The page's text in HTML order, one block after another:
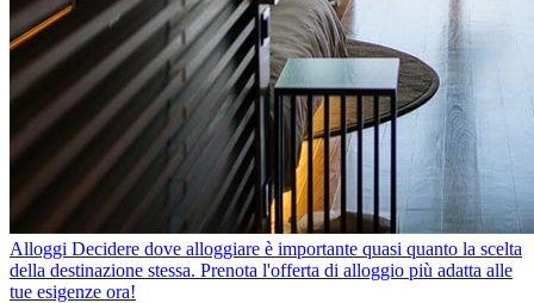
Alloggi Decidere dove alloggiare è importante quasi quanto la scelta
della destinazione stessa. Prenota l'offerta di alloggio più adatta alle
tue esigenze ora!